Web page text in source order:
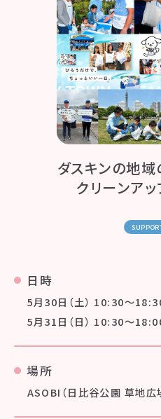
ダスキンの地
クリーンア
日時
5月30日（土） 10:30〜
5月31日（日） 10:30〜
場所
ASOBI（日比谷公園 草地広